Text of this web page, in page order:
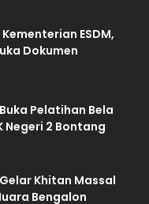
ESDM,
Dokumen
Pelatihan Bela
Negeri 2 Bontang
Khitan Massal
Bengalon